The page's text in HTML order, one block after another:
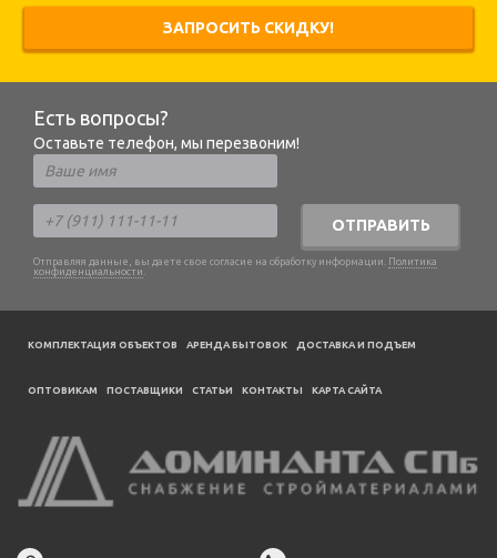
ЗАПРОСИТЬ СКИДКУ!
Есть вопросы?
Оставьте телефон, мы перезвоним!
ОТПРАВИТЬ
Отправляя данные, вы даете свое согласие на обработку информации. Политика
конфиденциальности .
КОМПЛЕКТАЦИЯ ОБЪЕКТОВ АРЕНДА БЫТОВОК ДОСТАВКА И ПОДЪЕМ
ОПТОВИКАМ ПОСТАВЩИКИ CТАТЬИ КОНТАКТЫ КАРТА САЙТА